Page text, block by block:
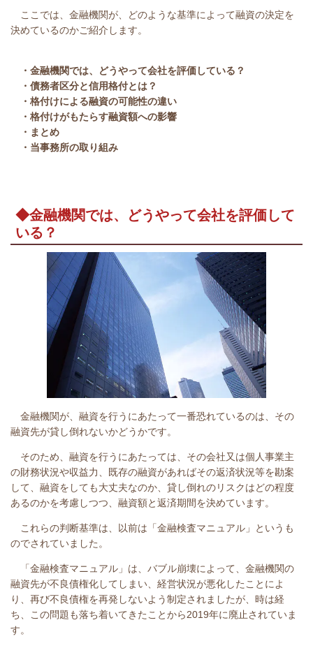
ここでは、金融機関が、どのような基準によって融資の決定を
決めているのかご紹介します。
・金融機関では、どうやって会社を評価している？
・債務者区分と信用格付とは？
・格付けによる融資の可能性の違い
・格付けがもたらす融資額への影響
・まとめ
・当事務所の取り組み
◆金融機関では、どうやって会社を評価して
いる？
金融機関が、融資を行うにあたって一番恐れているのは、その
融資先が貸し倒れないかどうかです。
そのため、融資を行うにあたっては、その会社又は個人事業主
の財務状況や収益力、既存の融資があればその返済状況等を勘案
して、融資をしても大丈夫なのか、貸し倒れのリスクはどの程度
あるのかを考慮しつつ、融資額と返済期間を決めています。
これらの判断基準は、以前は「金融検査マニュアル」というも
のでされていました。
「金融検査マニュアル」は、バブル崩壊によって、金融機関の
融資先が不良債権化してしまい、経営状況が悪化したことによ
り、再び不良債権を再発しないよう制定されましたが、時は経
ち、この問題も落ち着いてきたことから2019年に廃止されていま
す。